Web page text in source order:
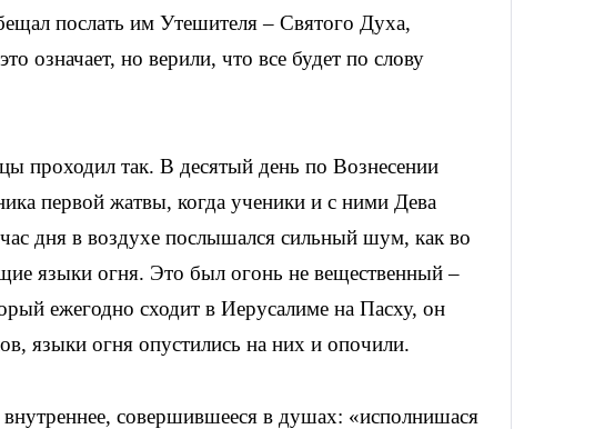
послать им Утешителя – Святого Духа,
означает, но верили, что все будет по слову
проходил так. В десятый день по Вознесении
первой жатвы, когда ученики и с ними Дева
дня в воздухе послышался сильный шум, как во
языки огня. Это был огонь не вещественный –
ежегодно сходит в Иерусалиме на Пасху, он
языки огня опустились на них и опочили.
совершившееся в душах: «исполнишася